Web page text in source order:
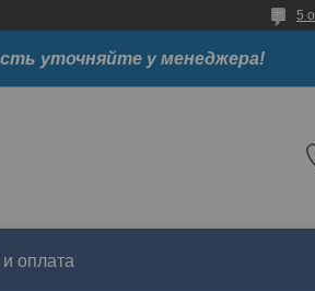
5
уточняйте у менеджера!
оплата